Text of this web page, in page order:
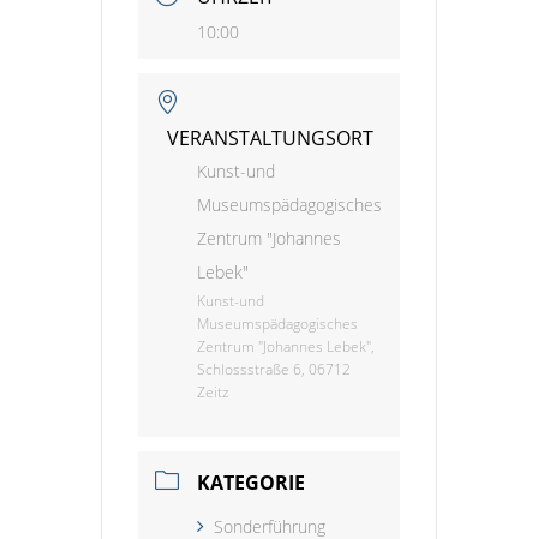
10:00
VERANSTALTUNGSORT
Kunst-und
Museumspädagogisches
Zentrum "Johannes
Lebek"
Kunst-und
Museumspädagogisches
Zentrum "Johannes Lebek",
Schlossstraße 6, 06712
Zeitz
KATEGORIE
Sonderführung